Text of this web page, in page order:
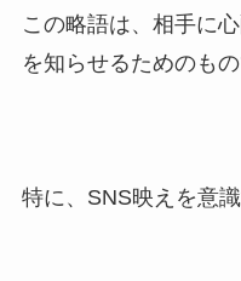
この略語は、相手に
を知らせるためのもの
特に、SNS映えを意